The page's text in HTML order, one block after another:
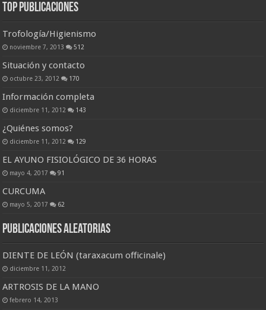
Top Publicaciones
Trofología/Higienismo
noviembre 7, 2013 512
Situación y contacto
octubre 23, 2012 170
Información completa
diciembre 11, 2012 143
¿Quiénes somos?
diciembre 11, 2012 129
EL AYUNO FISIOLÓGICO DE 36 HORAS
mayo 4, 2017 91
CURCUMA
mayo 5, 2017 62
Publicaciones Aleatorias
DIENTE DE LEÓN (taraxacum officinale)
diciembre 11, 2012
ARTROSIS DE LA MANO
febrero 14, 2013